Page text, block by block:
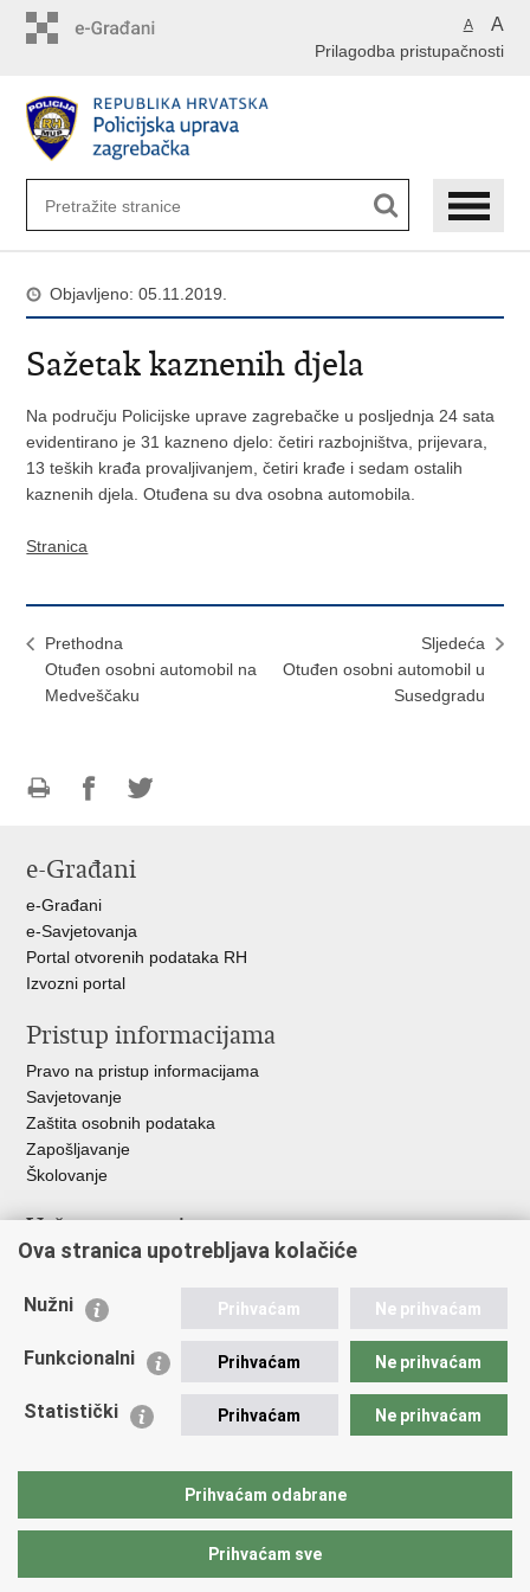
A A
Prilagodba pristupačnosti
Objavljeno: 05.11.2019.
Sažetak kaznenih djela
Na području Policijske uprave zagrebačke u posljednja 24 sata
evidentirano je 31 kazneno djelo: četiri razbojništva, prijevara,
13 teških krađa provaljivanjem, četiri krađe i sedam ostalih
kaznenih djela. Otuđena su dva osobna automobila.
Stranica
Prethodna
Otuđen osobni automobil na
Medveščaku
Sljedeća
Otuđen osobni automobil u
Susedgradu
FacebookuTwitteru
e-Građani
e-Građani
e-Savjetovanja
Portal otvorenih podataka RH
Izvozni portal
Pristup informacijama
Pravo na pristup informacijama
Savjetovanje
Zaštita osobnih podataka
Zapošljavanje
Školovanje
Važne poveznice
Ministarstvo unutarnjih poslova
Udruge
Policijska akademija
Zaklada policijske solidarnosti
Vučetić"
Ova stranica upotrebljava kolačiće
Nužni Prihvaćam Ne prihvaćam
Funkcionalni Prihvaćam Ne prihvaćam
Statistički Prihvaćam Ne prihvaćam
Prihvaćam odabrane
Prihvaćam sve